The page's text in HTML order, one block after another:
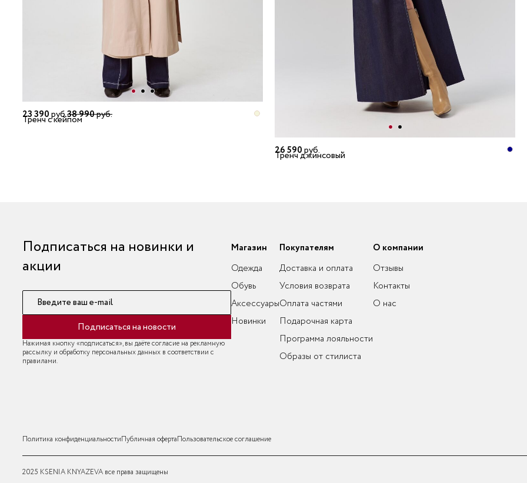
23 390руб.38 990руб.
Тренч с кейпом
26 590руб.
Тренч джинсовый
Подписаться на новинки и
акции
Введите ваш e-mail
Подписаться на новости
Нажимая кнопку «подписаться», вы даёте согласие на рекламную
рассылку и обработку персональных данных в соответствии с
правилами.
Магазин
Одежда
Обувь
Аксессуары
Новинки
Покупателям
Доставка и оплата
Условия возврата
Оплата частями
Подарочная карта
Программа лояльности
Образы от стилиста
О компании
Отзывы
Контакты
О нас
Политика конфиденциальностиПубличная офертаПользовательское соглашение
2025 KSENIA KNYAZEVA все права защищены